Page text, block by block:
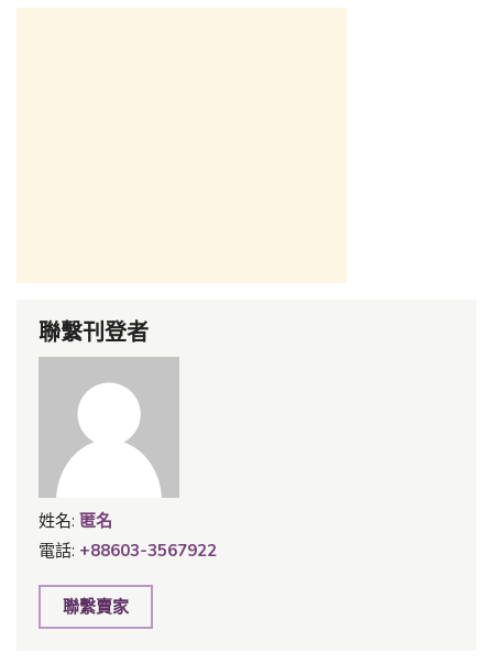
聯繫刊登者
姓名: 匿名
電話: +88603-3567922
聯繫賣家